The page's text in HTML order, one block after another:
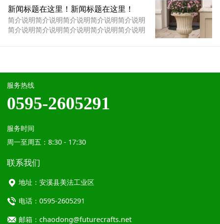
简介说明简介说明简介说明简介说明简介说明
简介说明...
新闻标题在这里！新闻标题在这里！
简介说明简介说明简介说明简介说明简介说明
简介说明简介说明简介说明简介说明简介说明
服务热线
0595-2605291
服务时间
周一至周五：8:30 - 17:30
联系我们
地址：安溪县美法工业区
电话：0595-2605291
邮箱：chaodong@futurecrafts.net